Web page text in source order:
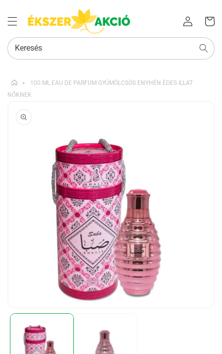
Bejelentkezés
kosara
Keresés
›
100 ML EAU DE PARFUM GYÜMÖLCSÖS ENYHÉN ÉDES ILLAT
NŐKNEK
UGRÁS A
TERMÉKADATOKRA
médiafájl
megnyitása
modális
párbeszédpanelen